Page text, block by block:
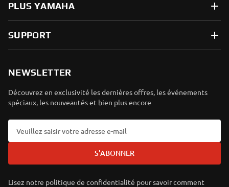
PLUS YAMAHA
SUPPORT
NEWSLETTER
Découvrez en exclusivité les dernières offres, les événements
spéciaux, les nouveautés et bien plus encore
S'ABONNER
Lisez notre politique de confidentialité pour savoir comment